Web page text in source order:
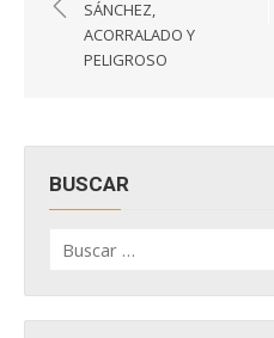
entradas
SÁNCHEZ,
ACORRALADO Y
PELIGROSO
BUSCAR
por: